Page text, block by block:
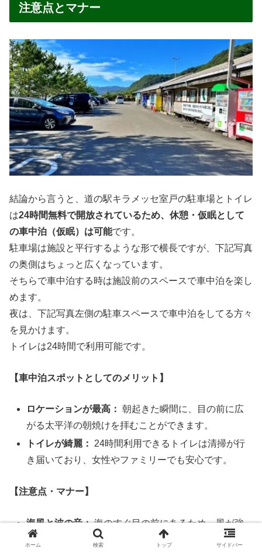
注意点とマナー
結論から言うと、道の駅キラメッセ室戸の駐車場とトイレ
は24時間無料で開放されているため、休憩・仮眠として
の車中泊（仮眠）は可能です。
駐車場は施設と平行するような形で横長ですが、下記写真
の奥側はちょっと広くなっています。
そちらで車中泊する時は施設前のスペースで車中泊を楽し
めます。
夜は、下記写真左側の駐車スペースで車中泊をしてる方々
を見かけます。
トイレは24時間で利用可能です。
【車中泊スポットとしてのメリット】
ロケーションが最高： 朝起きた瞬間に、目の前に広
がる太平洋の朝焼けを拝むことができます。
トイレが綺麗：
24時間利用できるトイレは清掃が行
き届いており、女性やファミリーでも安心です。
【注意点・マナー】
海風と波の音：海のすぐ目の前にあるため、風が強
い日は車体が揺れることがあります。また、波の音
ホーム 検索 トップ サイドバー